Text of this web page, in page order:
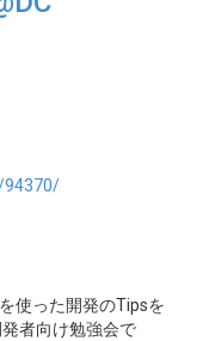
94370/
使った開発のTipsを
者向け勉強会で